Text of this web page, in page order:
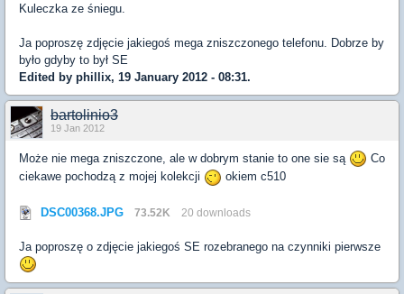
Kuleczka ze śniegu.
Ja poproszę zdjęcie jakiegoś mega zniszczonego telefonu. Dobrze by
było gdyby to był SE
Edited by phillix, 19 January 2012 - 08:31.
bartolinio3
19 Jan 2012
Może nie mega zniszczone, ale w dobrym stanie to one sie są
Co
ciekawe pochodzą z mojej kolekcji
okiem c510
DSC00368.JPG 73.52K 20 downloads
Ja poproszę o zdjęcie jakiegoś SE rozebranego na czynniki pierwsze